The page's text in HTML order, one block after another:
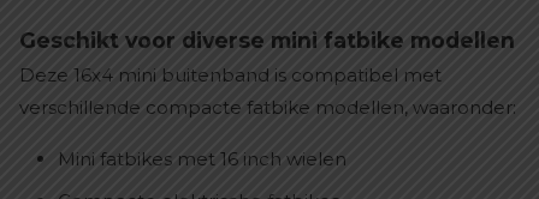
Geschikt voor diverse mini fatbike modellen
Deze 16x4 mini buitenband is compatibel met
verschillende compacte fatbike modellen, waaronder:
Mini fatbikes met 16 inch wielen